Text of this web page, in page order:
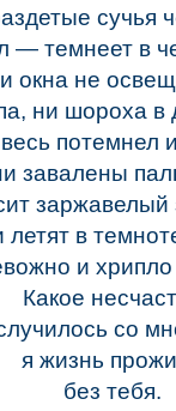
сучья
— темнеет в
и окна не
ни шороха в
потемнел
завалены
заржавелый
летят в
и хрипло
Какое
со
я жизнь
без тебя.